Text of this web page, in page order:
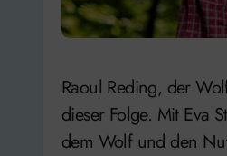
Raoul Reding, der Wolfsbeauftragte der Landesjägerschaft Niedersachsen ist heute zu Gast in
dieser Folge. Mit Eva
dem Wolf und den